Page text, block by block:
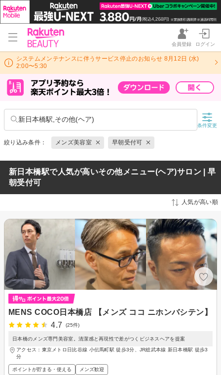
会員登録 ログイン
システムメンテナンスに伴うサービス停止のお知らせ 8月12日 (水)
2:00〜5:30
新日本橋駅,その他(ヘア)
条件変更
絞り込み条件： メンズ美容室 早朝受付可
新日本橋駅で人気が高いその他メニュー(ヘア)サロン | 早
朝受付可
人気が高い順
MENS COCO日本橋店 【メンズ ココ ニホンバシテン】
4.7
(25件)
日本橋のメンズ専門美容室。清潔感と再現性で差がつくビジネスヘアを提案
アクセス：東京メトロ日比谷線 小伝馬町駅 徒歩3分、JR総武本線 新日本橋駅 徒歩3
分
ポイントが貯まる・使える メンズ歓迎